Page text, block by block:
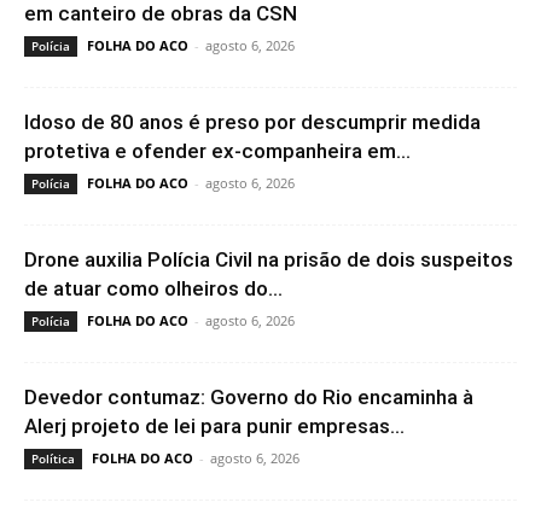
em canteiro de obras da CSN
Polícia FOLHA DO ACO - agosto 6, 2026
Idoso de 80 anos é preso por descumprir medida
protetiva e ofender ex-companheira em...
Polícia FOLHA DO ACO - agosto 6, 2026
Drone auxilia Polícia Civil na prisão de dois suspeitos
de atuar como olheiros do...
Polícia FOLHA DO ACO - agosto 6, 2026
Devedor contumaz: Governo do Rio encaminha à
Alerj projeto de lei para punir empresas...
Política FOLHA DO ACO - agosto 6, 2026